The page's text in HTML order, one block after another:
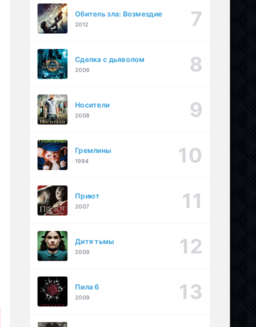
Обитель зла: Возмездие
2012
Сделка с дьяволом
2006
Носители
2008
Гремлины
1984
Приют
2007
Дитя тьмы
2009
Пила 6
2009